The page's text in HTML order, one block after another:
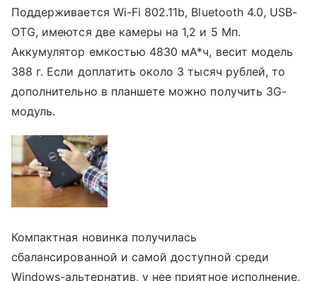
Поддерживается Wi-Fi 802.11b, Bluetooth 4.0, USB-
OTG, имеются две камеры на 1,2 и 5 Мп.
Аккумулятор емкостью 4830 мА*ч, весит модель
388 г. Если доплатить около 3 тысяч рублей, то
дополнительно в планшете можно получить 3G-
модуль.
Компактная новинка получилась
сбалансированной и самой доступной среди
Windows-альтернатив, у нее приятное исполнение,